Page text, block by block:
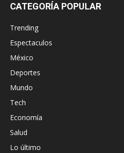
CATEGORÍA POPULAR
Trending
Espectaculos
México
Deportes
Mundo
Tech
Economía
Salud
Lo último